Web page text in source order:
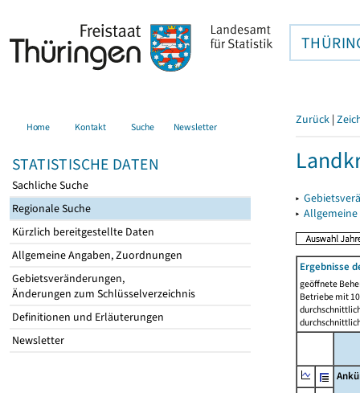
Home Kontakt Suche Newsletter
STATISTISCHE DATEN
Sachliche Suche
Regionale Suche
Kürzlich bereitgestellte Daten
Allgemeine Angaben, Zuordnungen
Gebietsveränderungen,
Änderungen zum Schlüsselverzeichnis
Definitionen und Erläuterungen
Newsletter
Zurück |
▸
▸
Ergebnisse
geöffnete
Betriebe mit